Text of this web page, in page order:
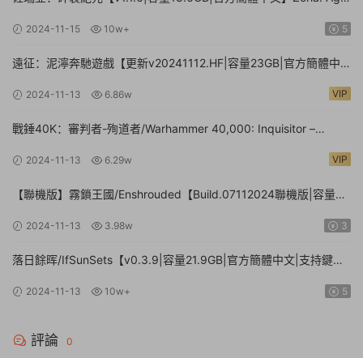
2024-11-15 10w+ 5
遠征：泥濘奔馳遊戲【更新v20241112.HF|容量23GB|官方簡體中
2024-11-13 6.86w VIP
戰錘40K：審判者-殉道者/Warhammer 40,000: Inquisitor –
2024-11-13 6.29w VIP
【聯機版】霧鎖王國/Enshrouded【Build.07112024聯機版|容量
2024-11-13 3.98w 3
落日餘晖/IfSunSets【v0.3.9|容量21.9GB|官方簡體中文|支持鍵盤.
2024-11-13 10w+ 5
評論 0